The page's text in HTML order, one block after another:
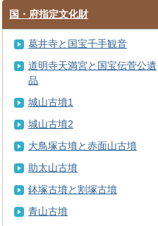
国・府指定文化財
葛井寺と国宝千手観音
道明寺天満宮と国宝伝菅公遺
品
城山古墳1
城山古墳2
大鳥塚古墳と赤面山古墳
助太山古墳
鉢塚古墳と割塚古墳
青山古墳